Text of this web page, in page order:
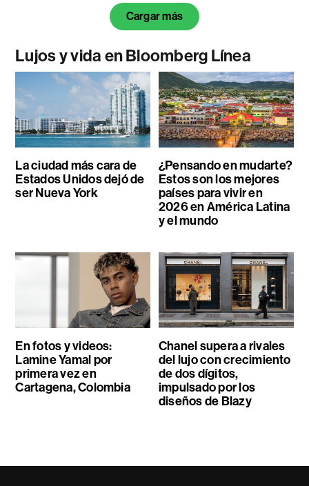
Cargar más
Lujos y vida en Bloomberg Línea
La ciudad más cara de
Estados Unidos dejó de
ser Nueva York
¿Pensando en mudarte?
Estos son los mejores
países para vivir en
2026 en América Latina
y el mundo
En fotos y videos:
Lamine Yamal por
primera vez en
Cartagena, Colombia
Chanel supera a rivales
del lujo con crecimiento
de dos dígitos,
impulsado por los
diseños de Blazy